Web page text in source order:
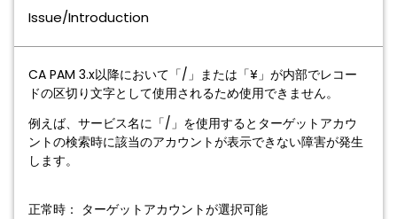
Issue/Introduction
CA PAM 3.x以降において「/」または「¥」が内部でレコー
ドの区切り文字として使用されるため使用できません。
例えば、サービス名に「/」を使用するとターゲットアカウ
ントの検索時に該当のアカウントが表示できない障害が発生
します。
正常時： ターゲットアカウントが選択可能